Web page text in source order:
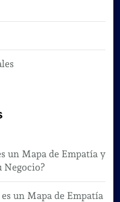
un Mapa de Empatía y
Negocio?
es un Mapa de Empatía